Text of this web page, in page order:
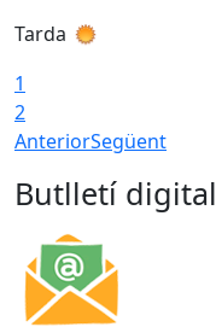
Tarda
1
2
AnteriorSegüent
Butlletí digital